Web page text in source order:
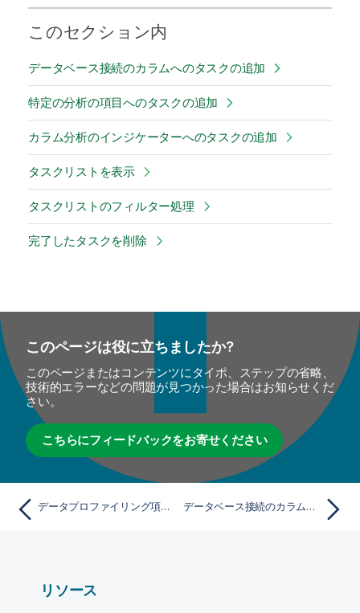
このセクション内
データベース接続のカラムへのタスクの追加
特定の分析の項目へのタスクの追加
カラム分析のインジケーターへのタスクの追加
タスクリストを表示
タスクリストのフィルター処理
完了したタスクを削除
このページは役に立ちましたか?
このページまたはコンテンツにタイポ、ステップの省略、
技術的エラーなどの問題が見つかった場合はお知らせくだ
さい。
こちらにフィードバックをお寄せください
データプロファイリング項目をエクスポート データベース接続のカラムへのタスクの追加
リソース